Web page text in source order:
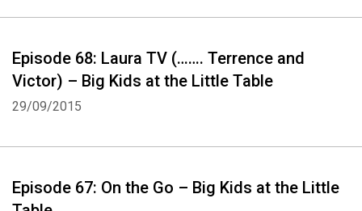
Episode 68: Laura TV (……. Terrence and
Victor) – Big Kids at the Little Table
29/09/2015
Episode 67: On the Go – Big Kids at the Little